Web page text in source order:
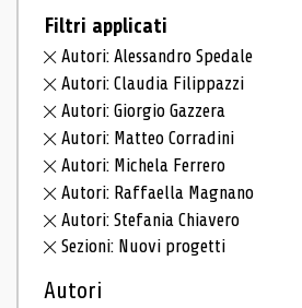
Filtri applicati
Autori: Alessandro Spedale
Autori: Claudia Filippazzi
Autori: Giorgio Gazzera
Autori: Matteo Corradini
Autori: Michela Ferrero
Autori: Raffaella Magnano
Autori: Stefania Chiavero
Sezioni: Nuovi progetti
Autori